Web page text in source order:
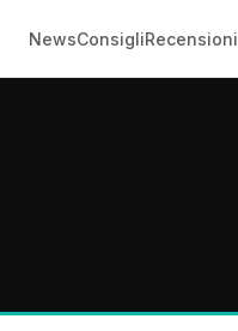
NewsConsigliRecensioni